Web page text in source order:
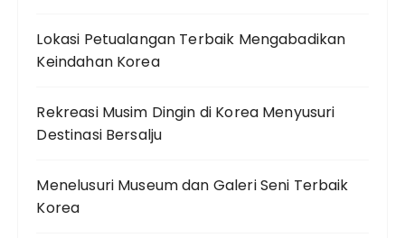
Lokasi Petualangan Terbaik Mengabadikan
Keindahan Korea
Rekreasi Musim Dingin di Korea Menyusuri
Destinasi Bersalju
Menelusuri Museum dan Galeri Seni Terbaik
Korea